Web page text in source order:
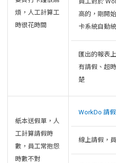
煩，人工計算工
時很花時間
高的，剛開
卡系統自動
匯出的報表
有請假、超
楚
紙本送假單，人
工計算請假時
數，員工常抱怨
時數不對
WorkDo 請
線上請假，